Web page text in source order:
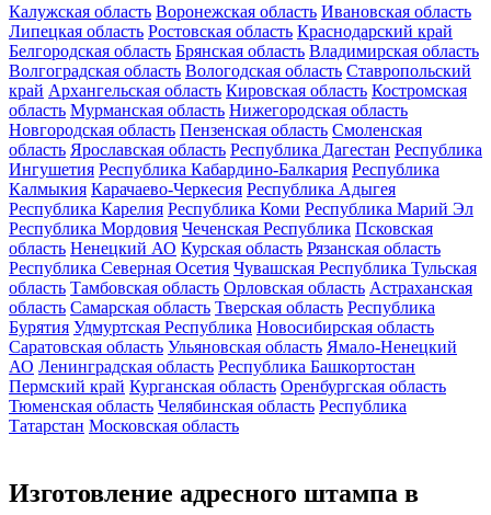
Калужская область Воронежская область Ивановская область
Липецкая область Ростовская область Краснодарский край
Белгородская область Брянская область Владимирская область
Волгоградская область Вологодская область Ставропольский
край Архангельская область Кировская область Костромская
область Мурманская область Нижегородская область
Новгородская область Пензенская область Смоленская
область Ярославская область Республика Дагестан Республика
Ингушетия Республика Кабардино-Балкария Республика
Калмыкия Карачаево-Черкесия Республика Адыгея
Республика Карелия Республика Коми Республика Марий Эл
Республика Мордовия Чеченская Республика Псковская
область Ненецкий АО Курская область Рязанская область
Республика Северная Осетия Чувашская Республика Тульская
область Тамбовская область Орловская область Астраханская
область Самарская область Тверская область Республика
Бурятия Удмуртская Республика Новосибирская область
Саратовская область Ульяновская область Ямало-Ненецкий
АО Ленинградская область Республика Башкортостан
Пермский край Курганская область Оренбургская область
Тюменская область Челябинская область Республика
Татарстан Московская область
Изготовление адресного штампа в